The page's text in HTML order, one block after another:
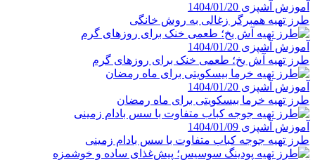
آموزش آشپزی 1404/01/20
طرز تهیه همبرگر زغالی به روش خانگی
آموزش آشپزی 1404/01/20
طرز تهیه آش یخ؛ طعمی خنک برای روزهای گرم
آموزش آشپزی 1404/01/20
طرز تهیه خرما بیسکویتی برای ماه رمضان
آموزش آشپزی 1404/01/09
طرز تهیه جوجه کباب متفاوت با سس بادام زمینی